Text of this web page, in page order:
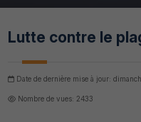
Lutte contre le
Date de dernière mise à jour:
Nombre de vues: 2433